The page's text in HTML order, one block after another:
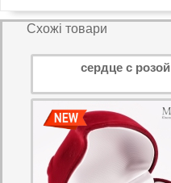
Схожі товари
cердце с розой